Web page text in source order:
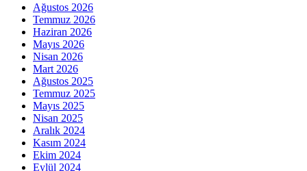
Ağustos 2026
Temmuz 2026
Haziran 2026
Mayıs 2026
Nisan 2026
Mart 2026
Ağustos 2025
Temmuz 2025
Mayıs 2025
Nisan 2025
Aralık 2024
Kasım 2024
Ekim 2024
Eylül 2024